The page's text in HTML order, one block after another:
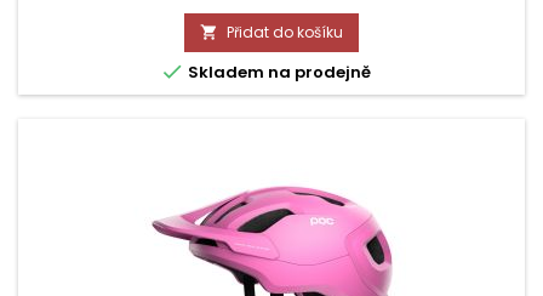
 Přidat do košíku
 Skladem na prodejně